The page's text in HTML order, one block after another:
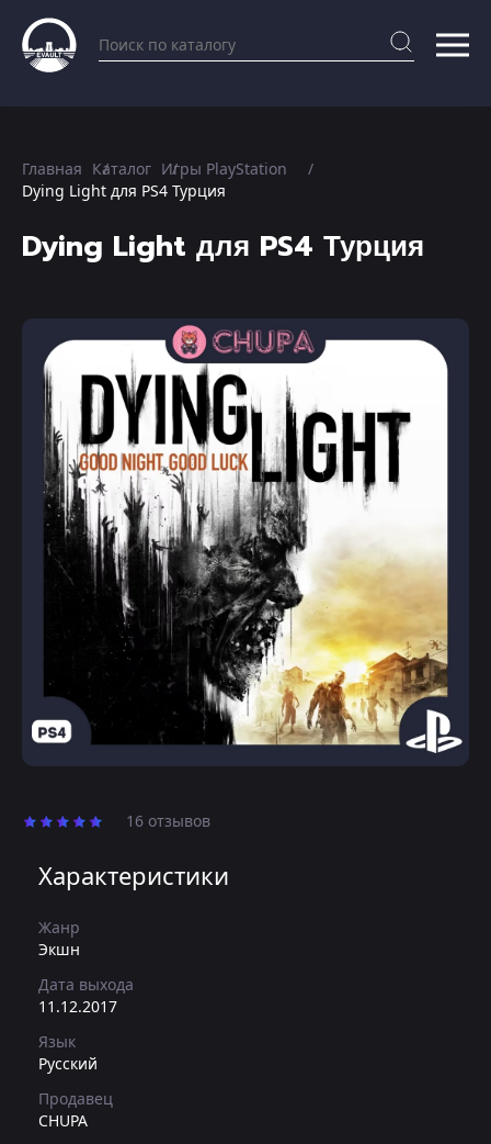
Главная Каталог Игры PlayStation
Dying Light для PS4 Турция
Dying Light для PS4 Турция
16 отзывов
Характеристики
Жанр
Экшн
Дата выхода
11.12.2017
Язык
Русский
Продавец
CHUPA